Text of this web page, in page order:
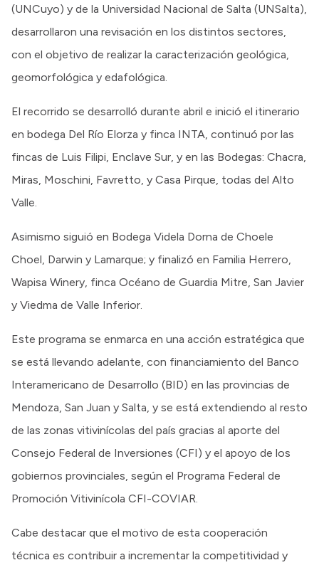
(UNCuyo) y de la Universidad Nacional de Salta (UNSalta),
desarrollaron una revisación en los distintos sectores,
con el objetivo de realizar la caracterización geológica,
geomorfológica y edafológica.
El recorrido se desarrolló durante abril e inició el itinerario
en bodega Del Río Elorza y finca INTA, continuó por las
fincas de Luis Filipi, Enclave Sur, y en las Bodegas: Chacra,
Miras, Moschini, Favretto, y Casa Pirque, todas del Alto
Valle.
Asimismo siguió en Bodega Videla Dorna de Choele
Choel, Darwin y Lamarque; y finalizó en Familia Herrero,
Wapisa Winery, finca Océano de Guardia Mitre, San Javier
y Viedma de Valle Inferior.
Este programa se enmarca en una acción estratégica que
se está llevando adelante, con financiamiento del Banco
Interamericano de Desarrollo (BID) en las provincias de
Mendoza, San Juan y Salta, y se está extendiendo al resto
de las zonas vitivinícolas del país gracias al aporte del
Consejo Federal de Inversiones (CFI) y el apoyo de los
gobiernos provinciales, según el Programa Federal de
Promoción Vitivinícola CFI-COVIAR.
Cabe destacar que el motivo de esta cooperación
técnica es contribuir a incrementar la competitividad y